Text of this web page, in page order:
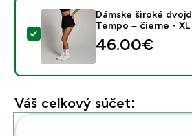
Vybrať tento produkt -
Dámske široké
Tempo – čierne - XL
46.00€‎
Váš celkový súčet: